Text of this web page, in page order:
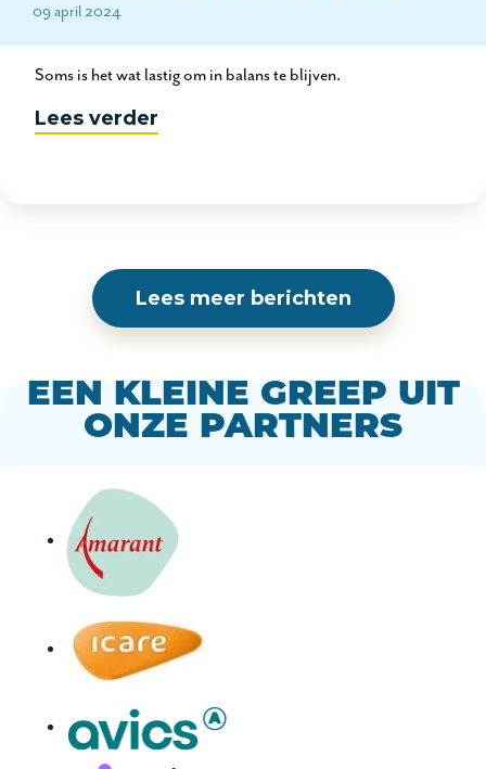
09 april 2024
Soms is het wat lastig om in balans te blijven.
Lees verder
Lees meer berichten
EEN KLEINE GREEP UIT
ONZE PARTNERS